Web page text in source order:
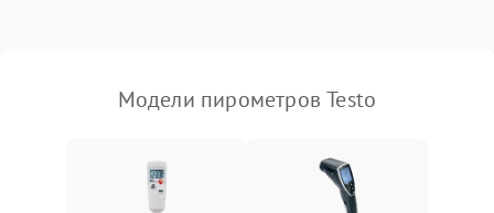
Неисправность системы
Подробнее →
Модели пирометров Testo